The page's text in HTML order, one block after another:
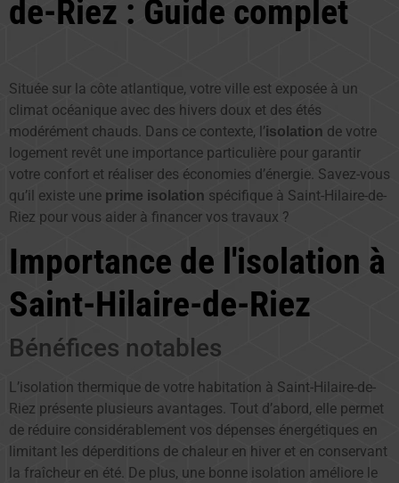
de-Riez : Guide complet
Située sur la côte atlantique, votre ville est exposée à un
climat océanique avec des hivers doux et des étés
modérément chauds. Dans ce contexte, l’isolation de votre
logement revêt une importance particulière pour garantir
votre confort et réaliser des économies d’énergie. Savez-vous
qu’il existe une prime isolation spécifique à Saint-Hilaire-de-
Riez pour vous aider à financer vos travaux ?
Importance de l'isolation à
Saint-Hilaire-de-Riez
Bénéfices notables
L’isolation thermique de votre habitation à Saint-Hilaire-de-
Riez présente plusieurs avantages. Tout d’abord, elle permet
de réduire considérablement vos dépenses énergétiques en
limitant les déperditions de chaleur en hiver et en conservant
la fraîcheur en été. De plus, une bonne isolation améliore le